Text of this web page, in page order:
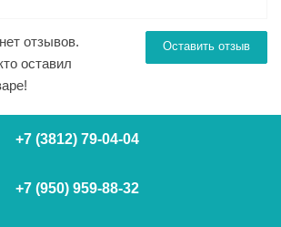
Оставить отзыв
отзывов.
оставил
+7 (3812) 79-04-04
+7 (950) 959-88-32